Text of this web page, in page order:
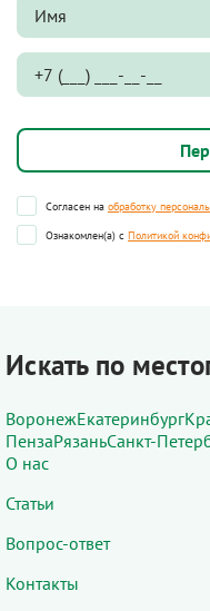
Согласен на обработку
Ознакомлен(а) с Политикой
Искать по
ВоронежЕкатеринбург
ПензаРязаньСанкт-
О нас
Статьи
Вопрос-ответ
Контакты